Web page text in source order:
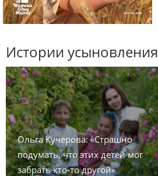
Истории усыновления
Ольга Кучерова: «Страшно
подумать, что этих детей мог
забрать кто-то другой»